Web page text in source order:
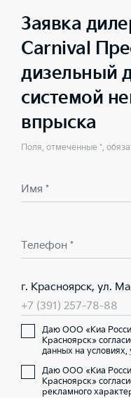
Заявка
Carnival
дизельный
системой
впрыска
Поля, отмеченные *,
Имя *
Телефон *
г. Красноярск, ул.
+7 (391) 257-78-88
Даю ООО «Киа
Красноярск»
данных на условиях,
Даю ООО «Киа
Красноярск»
рекламного